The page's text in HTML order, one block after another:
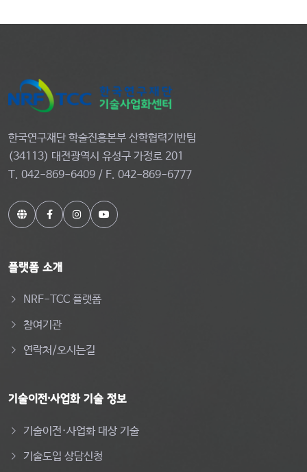
한국연구재단 학술진흥본부 산학협력기반팀
(34113) 대전광역시 유성구 가정로 201
T. 042-869-6409 / F. 042-869-6777
플랫폼 소개
NRF-TCC 플랫폼
참여기관
연락처/오시는길
기술이전·사업화 기술 정보
기술이전·사업화 대상 기술
기술도입 상담신청